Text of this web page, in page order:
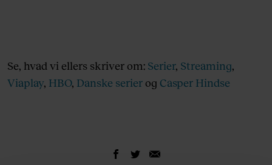
Se, hvad vi ellers skriver om: Serier, Streaming,
Viaplay, HBO, Danske serier og Casper Hindse